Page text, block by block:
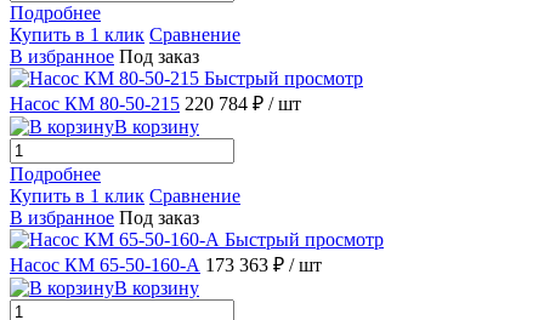
Подробнее
Купить в 1 клик Сравнение
В избранное Под заказ
Быстрый просмотр
Насос КМ 80-50-215 220 784 ₽ / шт
В корзину
Подробнее
Купить в 1 клик Сравнение
В избранное Под заказ
Быстрый просмотр
Насос КМ 65-50-160-А 173 363 ₽ / шт
В корзину